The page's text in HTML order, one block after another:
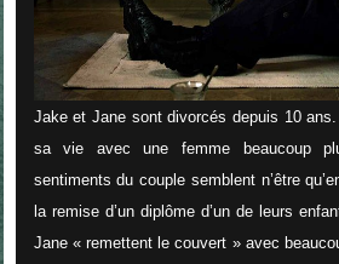
Jake et Jane sont divorcés depuis 10
sa vie avec une femme beaucoup
sentiments du couple semblent n’être
la remise d’un diplôme d’un de leurs
Jane « remettent le couvert » avec